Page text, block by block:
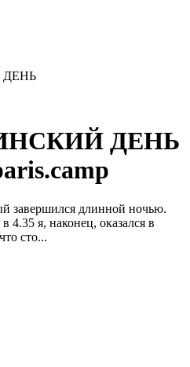
ДЕНЬ
завершился длинной ночью.
я, наконец, оказался в
сто...